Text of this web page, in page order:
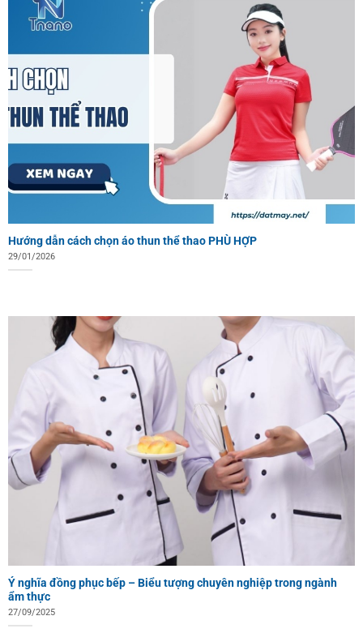
Hướng dẫn cách chọn áo thun thể thao PHÙ HỢP
29/01/2026
Ý nghĩa đồng phục bếp – Biểu tượng chuyên nghiệp trong ngành
ẩm thực
27/09/2025